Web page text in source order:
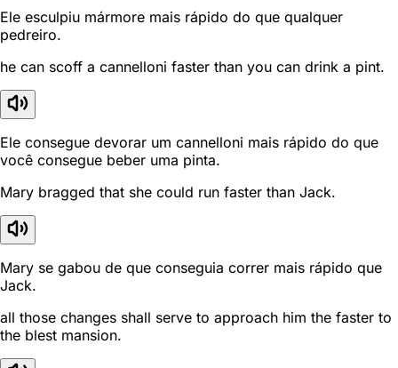
Ele esculpiu mármore mais rápido do que qualquer
pedreiro.
he can scoff a cannelloni faster than you can drink a pint.
Ele consegue devorar um cannelloni mais rápido do que
você consegue beber uma pinta.
Mary bragged that she could run faster than Jack.
Mary se gabou de que conseguia correr mais rápido que
Jack.
all those changes shall serve to approach him the faster to
the blest mansion.